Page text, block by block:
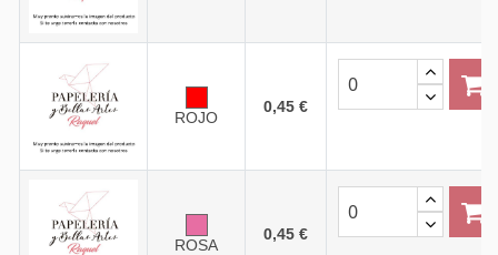
ROJO
0,45 €
ROSA
0,45 €